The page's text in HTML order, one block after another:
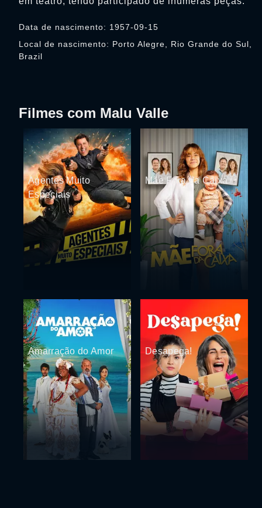
Data de nascimento: 1957-09-15
Local de nascimento: Porto Alegre, Rio Grande do Sul,
Brazil
Filmes com Malu Valle
Agentes Muito
Especiais
Mãe Fora da Caixa
Amarração do Amor Desapega!